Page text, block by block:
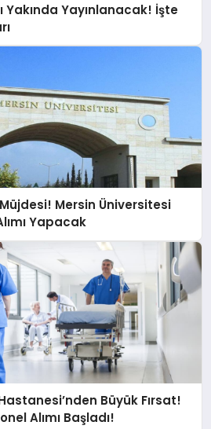
Yakında Yayınlanacak! İşte
Mersin Üniversitesi
Yapacak
Büyük Fırsat!
Alımı Başladı!